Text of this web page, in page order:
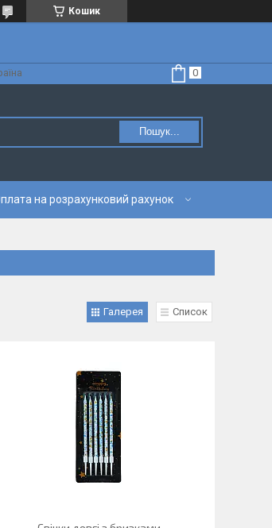
Кошик
Пошук...
на розрахунковий рахунок
Галерея Список